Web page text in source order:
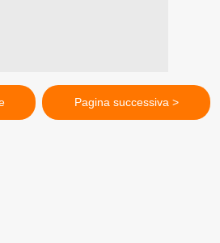
Pagina successiva >